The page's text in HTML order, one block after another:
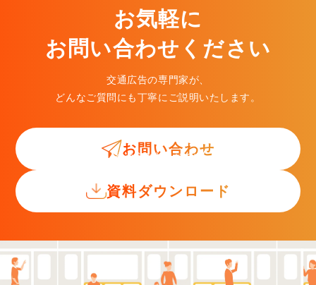
お気軽に
お問い合わせください
交通広告の専門家が、
どんなご質問にも丁寧にご説明いたします。
お問い合わせ
交通広告入門ガイド
資料ダウンロード